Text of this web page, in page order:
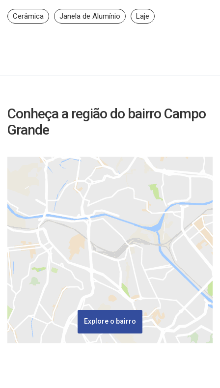
Cerâmica Janela de Alumínio Laje
Conheça a região do bairro Campo
Grande
Explore o bairro